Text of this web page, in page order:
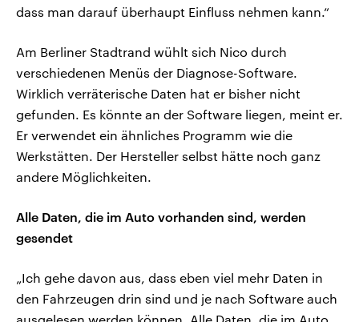
dass man darauf überhaupt Einfluss nehmen kann.“
Am Berliner Stadtrand wühlt sich Nico durch
verschiedenen Menüs der Diagnose-Software.
Wirklich verräterische Daten hat er bisher nicht
gefunden. Es könnte an der Software liegen, meint er.
Er verwendet ein ähnliches Programm wie die
Werkstätten. Der Hersteller selbst hätte noch ganz
andere Möglichkeiten.
Alle Daten, die im Auto vorhanden sind, werden
gesendet
„Ich gehe davon aus, dass eben viel mehr Daten in
den Fahrzeugen drin sind und je nach Software auch